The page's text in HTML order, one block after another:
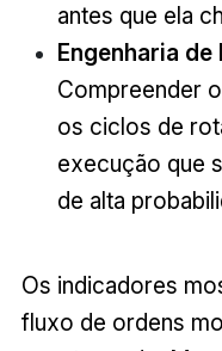
antes que ela
Engenharia de
Compreender
os ciclos de
execução que
de alta
Os indicadores
fluxo de ordens